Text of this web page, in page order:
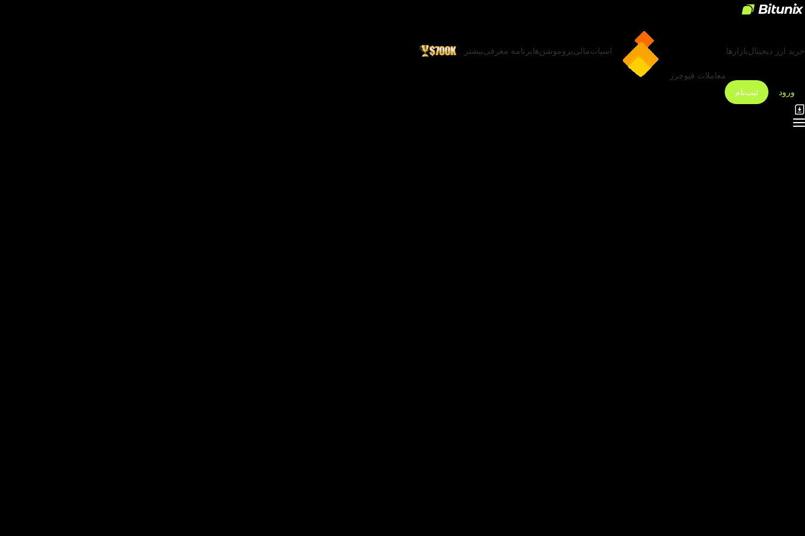
خرید ارز دیجیتالبازارها
معاملات فیوچرز
اسپاتمالیپروموشن‌هابرنامه معرفیبیشتر
ورود ثبت‌نام